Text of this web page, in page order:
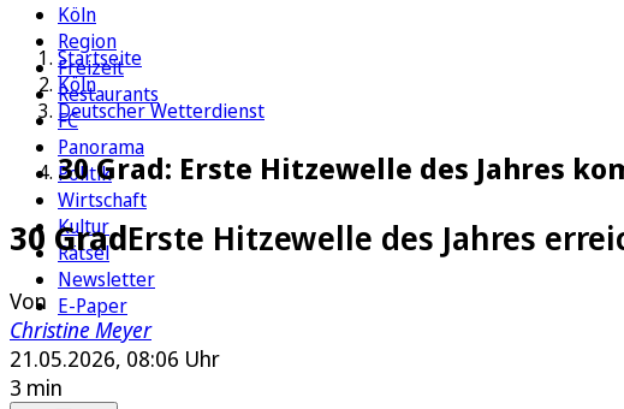
Köln
Region
Freizeit
Restaurants
FC
Panorama
Politik
Wirtschaft
Kultur
Rätsel
Newsletter
E-Paper
Startseite
Köln
Deutscher Wetterdienst
30 Grad: Erste Hitzewelle des Jahres
30 GradErste Hitzewelle des Jahres
Von
Christine Meyer
21.05.2026, 08:06 Uhr
3 min